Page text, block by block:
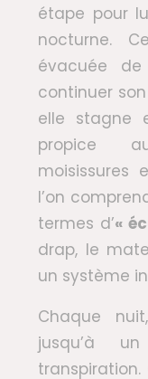
étape pour
nocturne.
évacuée
continuer
elle stagne
propice
moisissures
l’on
termes d’«
drap, le
un système
Chaque
jusqu’à